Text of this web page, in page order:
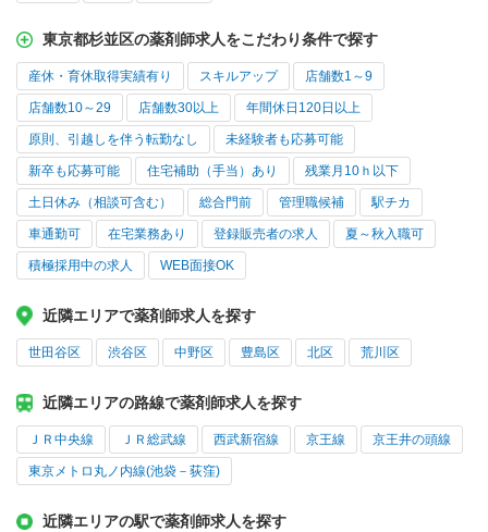
東京都杉並区の薬剤師求人をこだわり条件で探す
産休・育休取得実績有り スキルアップ 店舗数1～9
店舗数10～29 店舗数30以上 年間休日120日以上
原則、引越しを伴う転勤なし 未経験者も応募可能
新卒も応募可能 住宅補助（手当）あり 残業月10ｈ以下
土日休み（相談可含む） 総合門前 管理職候補 駅チカ
車通勤可 在宅業務あり 登録販売者の求人 夏～秋入職可
積極採用中の求人 WEB面接OK
近隣エリアで薬剤師求人を探す
世田谷区 渋谷区 中野区 豊島区 北区 荒川区
近隣エリアの路線で薬剤師求人を探す
ＪＲ中央線 ＪＲ総武線 西武新宿線 京王線 京王井の頭線
東京メトロ丸ノ内線(池袋－荻窪)
近隣エリアの駅で薬剤師求人を探す